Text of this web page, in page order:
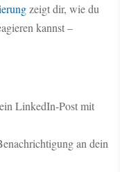
zeigt dir, wie du
kannst –
LinkedIn-Post mit
an dein